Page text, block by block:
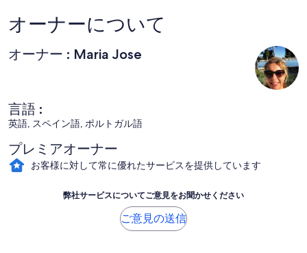
オーナーについて
オーナー : Maria Jose
言語 :
英語, スペイン語, ポルトガル語
プレミアオーナー
お客様に対して常に優れたサービスを提供しています
弊社サービスについてご意見をお聞かせください
ご意見の送信